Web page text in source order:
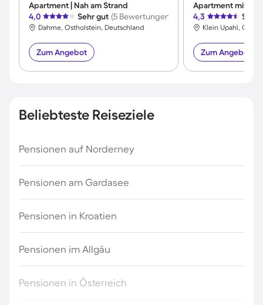
Apartment | Nah am Strand
4,0
Sehr gut (5 Bewertungen)
Dahme, Ostholstein, Deutschland
Zum Angebot
Apartment mit
4,3
Sehr
Klein Upahl,
Zum Angebot
Beliebteste Reiseziele
Pensionen auf Norderney
Pensionen am Gardasee
Pensionen in Kroatien
Pensionen im Allgäu
Pensionen in Österreich